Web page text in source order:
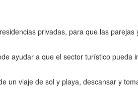
privadas, para que las
ayudar a que el sector turístico pueda
un viaje de sol y playa, descansar y